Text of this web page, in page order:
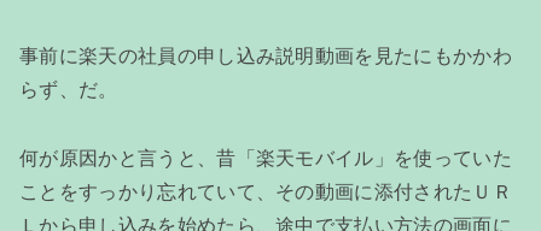
事前に楽天の社員の申し込み説明動画を見たにもかかわ
らず、だ。
何が原因かと言うと、昔「楽天モバイル」を使っていた
ことをすっかり忘れていて、その動画に添付されたＵＲ
Ｌから申し込みを始めたら、途中で支払い方法の画面に